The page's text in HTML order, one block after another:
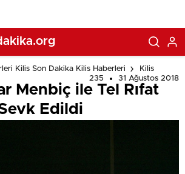
Kilis Son Dakika Kilis Haberleri
Kilis
235
31 Ağustos 2018
Menbiç ile Tel Rıfat
Edildi